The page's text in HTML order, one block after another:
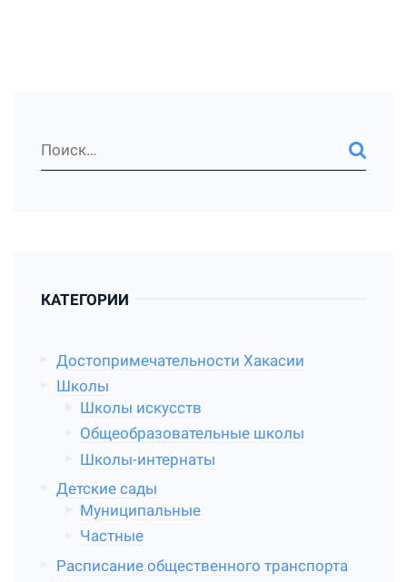
КАТЕГОРИИ
Достопримечательности Хакасии
Школы
Школы искусств
Общеобразовательные школы
Школы-интернаты
Детские сады
Муниципальные
Частные
Расписание общественного транспорта